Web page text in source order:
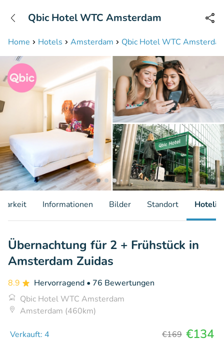
Erreichbar bis 23:00 Uhr (max 0,09€/Min)
Home Hotels Amsterdam Qbic Hotel WTC
Qbic Hotel WTC Amsterdam
Informationen Bilder Standort
Übernachtung für 2 + Frühstück in
Amsterdam Zuidas
8.9 Hervorragend • 76 Bewertungen
Qbic Hotel WTC Amsterdam
Amsterdam (460km)
Verkauft: 4 €169 €134